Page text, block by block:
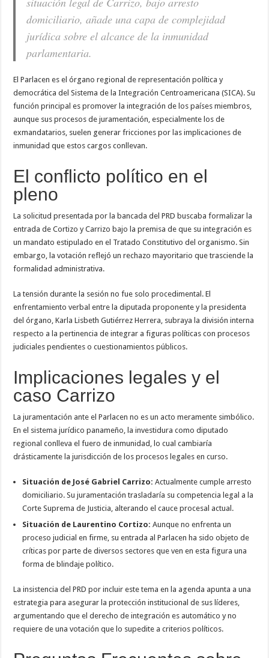
domiciliario, añade una capa de complejidad
jurídica sobre el alcance de la inmunidad
parlamentaria.
El Parlacen es el órgano regional de representación política y
democrática del Sistema de la Integración Centroamericana (SICA). Su
función principal es promover la integración de los países miembros,
aunque sus procesos de juramentación, especialmente los de
exmandatarios, suelen generar fricciones por las implicaciones de
inmunidad que estos cargos conllevan.
El conflicto político en el
pleno
La solicitud presentada por la bancada del PRD buscaba formalizar la
entrada de Cortizo y Carrizo bajo la premisa de que su integración es
un mandato estipulado en el Tratado Constitutivo del organismo. Sin
embargo, la votación reflejó un rechazo mayoritario que trasciende la
formalidad administrativa.
La tensión durante la sesión no fue solo procedimental. El
enfrentamiento verbal entre la diputada proponente y la presidenta
del órgano, Karla Lisbeth Gutiérrez Herrera, subraya la división interna
respecto a la pertinencia de integrar a figuras políticas con procesos
judiciales pendientes o cuestionamientos públicos.
Implicaciones legales y el
caso Carrizo
La juramentación ante el Parlacen no es un acto meramente simbólico.
En el sistema jurídico panameño, la investidura como diputado
regional conlleva el fuero de inmunidad, lo cual cambiaría
drásticamente la jurisdicción de los procesos legales en curso.
Situación de José Gabriel Carrizo: Actualmente cumple arresto
domiciliario. Su juramentación trasladaría su competencia legal a la
Corte Suprema de Justicia, alterando el cauce procesal actual.
Situación de Laurentino Cortizo: Aunque no enfrenta un
proceso judicial en firme, su entrada al Parlacen ha sido objeto de
críticas por parte de diversos sectores que ven en esta figura una
forma de blindaje político.
La insistencia del PRD por incluir este tema en la agenda apunta a una
estrategia para asegurar la protección institucional de sus líderes,
argumentando que el derecho de integración es automático y no
requiere de una votación que lo supedite a criterios políticos.